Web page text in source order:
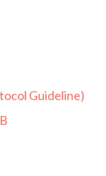
Guideline)